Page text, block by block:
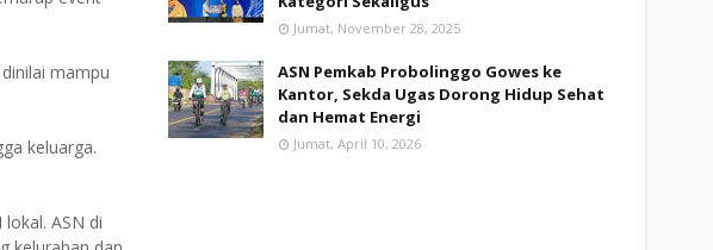
mampu
keluarga.
ASN di
Jumat, November 28, 2025
ASN Pemkab Probolinggo Gowes ke
Kantor, Sekda Ugas Dorong Hidup Sehat
dan Hemat Energi
Jumat, April 10, 2026